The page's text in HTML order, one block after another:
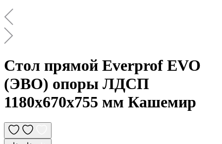
Стол прямой Everprof EVO
(ЭВО) опоры ЛДСП
1180х670х755 мм Кашемир